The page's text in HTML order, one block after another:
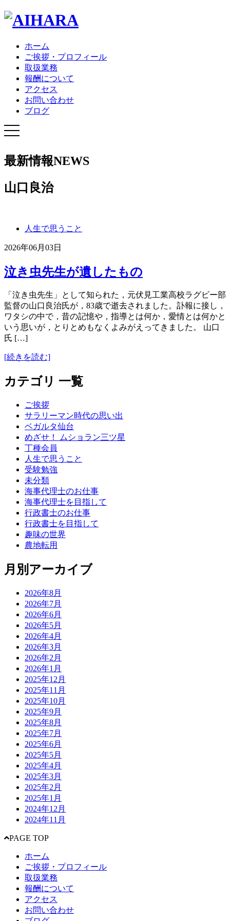
ホーム
ご挨拶・プロフィール
取扱業務
報酬について
アクセス
お問い合わせ
ブログ
最新情報NEWS
山口良治
人生で思うこと
2026年06月03日
泣き虫先生が遺したもの
「泣き虫先生」として知られた，元伏見工業高校ラグビー部
監督の山口良治氏が，83歳で逝去されました。訃報に接し，
ワタシの中で，昔の記憶や，指導とは何か，愛情とは何かと
いう思いが，とりとめもなくよみがえってきました。 山口
氏 […]
[続きを読む]
カテゴリ 一覧
ご挨拶
サラリーマン時代の思い出
ベガルタ仙台
めざせ！ ムショラン三ツ星
丁種会員
人生で思うこと
受験勉強
未分類
海事代理士のお仕事
海事代理士を目指して
行政書士のお仕事
行政書士を目指して
趣味の世界
農地転用
月別アーカイブ
2026年8月
2026年7月
2026年6月
2026年5月
2026年4月
2026年3月
2026年2月
2026年1月
2025年12月
2025年11月
2025年10月
2025年9月
2025年8月
2025年7月
2025年6月
2025年5月
2025年4月
2025年3月
2025年2月
2025年1月
2024年12月
2024年11月
PAGE TOP
ホーム
ご挨拶・プロフィール
取扱業務
報酬について
アクセス
お問い合わせ